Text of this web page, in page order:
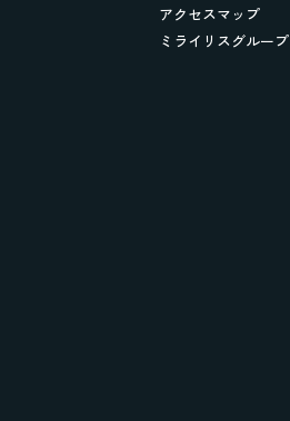
アクセスマップ
ミライリスグループ